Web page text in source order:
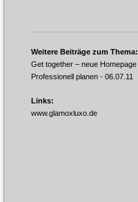
Weitere Beiträge zum Thema:
Get together – neue Homepage
Professionell planen - 06.07.11
Links:
www.glamoxluxo.de